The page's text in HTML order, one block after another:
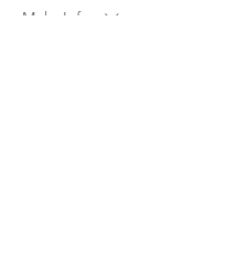
Mehr Infos